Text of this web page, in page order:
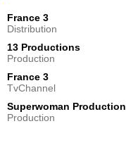
France 3
Distribution
13 Productions
Production
France 3
TvChannel
Superwoman Production
Production